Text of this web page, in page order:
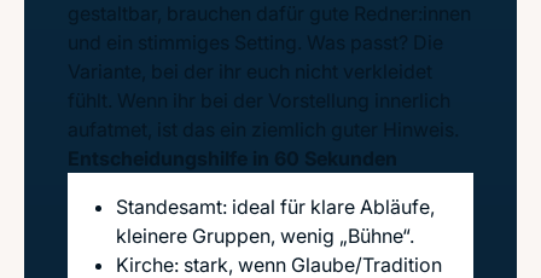
gestaltbar, brauchen dafür gute Redner:innen
und ein stimmiges Setting. Was passt? Die
Variante, bei der ihr euch nicht verkleidet
fühlt. Wenn ihr bei der Vorstellung innerlich
aufatmet, ist das ein ziemlich guter Hinweis.
Entscheidungshilfe in 60 Sekunden
Standesamt: ideal für klare Abläufe,
kleinere Gruppen, wenig „Bühne“.
Kirche: stark, wenn Glaube/Tradition